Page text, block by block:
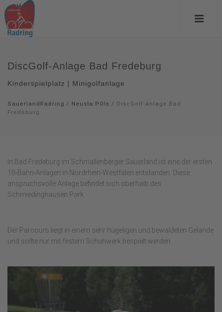
DiscGolf-Anlage Bad Fredeburg
Kinderspielplatz | Minigolfanlage
SauerlandRadring / Neusta POIs / DiscGolf-Anlage Bad
Fredeburg
In Bad Fredeburg im Schmallenberger Sauerland ist eine der ersten
18-Bahn-Anlagen in Nordrhein-Westfalen entstanden. Diese
anspruchsvolle Anlage befindet sich oberhalb des
Schmiedinghausen Park.
Der Parcours liegt in einem sehr hügeligen und bewaldeten Gelände
und sollte nur mit festem Schuhwerk bespielt werden.